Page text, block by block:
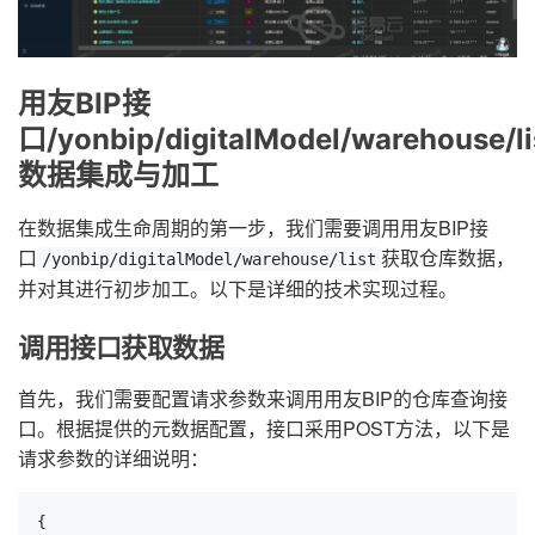
用友BIP接
口/yonbip/digitalModel/warehouse/
数据集成与加工
在数据集成生命周期的第一步，我们需要调用用友BIP接
口 /yonbip/digitalModel/warehouse/list 获取仓库数据，
并对其进行初步加工。以下是详细的技术实现过程。
调用接口获取数据
首先，我们需要配置请求参数来调用用友BIP的仓库查询接
口。根据提供的元数据配置，接口采用POST方法，以下是
请求参数的详细说明：
{